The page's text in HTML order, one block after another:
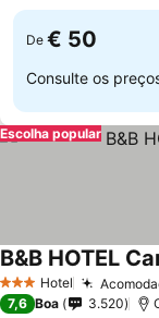
De € 50
Consulte os
Escolha popular
3 EstrelasHotel
B&B HOTEL
7,6 Boa 3.520